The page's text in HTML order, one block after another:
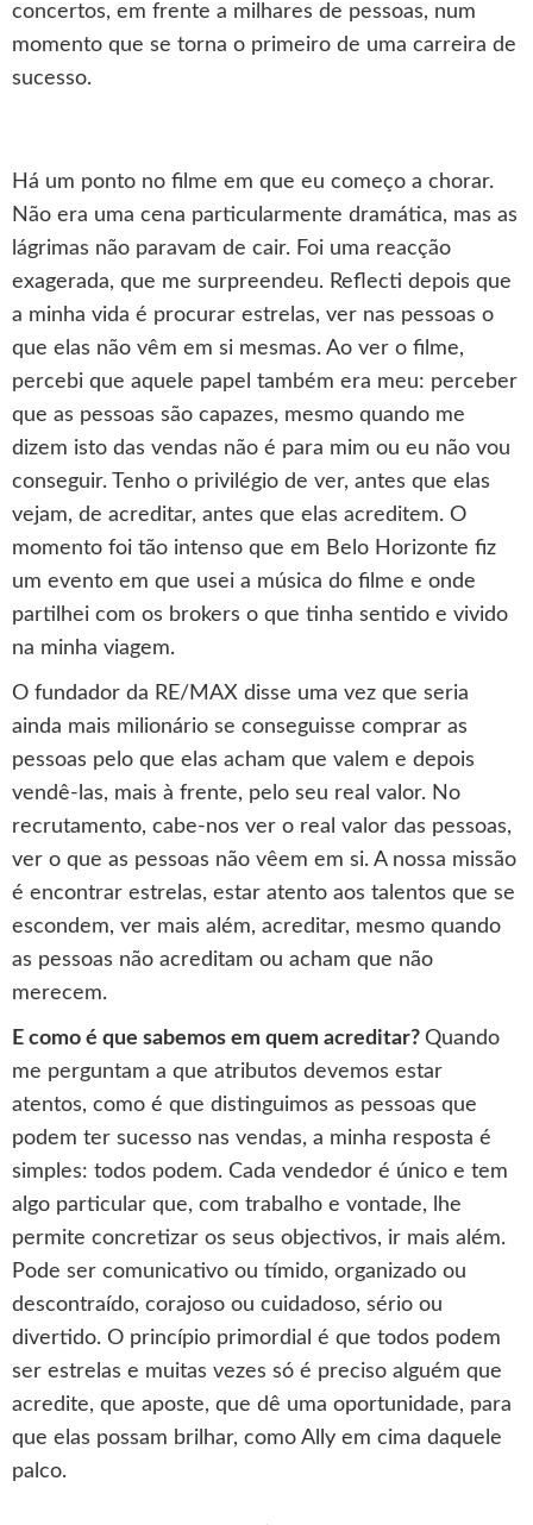
concertos, em frente a milhares de pessoas, num
momento que se torna o primeiro de uma carreira de
sucesso.
Há um ponto no filme em que eu começo a chorar.
Não era uma cena particularmente dramática, mas as
lágrimas não paravam de cair. Foi uma reacção
exagerada, que me surpreendeu. Reflecti depois que
a minha vida é procurar estrelas, ver nas pessoas o
que elas não vêm em si mesmas. Ao ver o filme,
percebi que aquele papel também era meu: perceber
que as pessoas são capazes, mesmo quando me
dizem isto das vendas não é para mim ou eu não vou
conseguir. Tenho o privilégio de ver, antes que elas
vejam, de acreditar, antes que elas acreditem. O
momento foi tão intenso que em Belo Horizonte fiz
um evento em que usei a música do filme e onde
partilhei com os brokers o que tinha sentido e vivido
na minha viagem.
O fundador da RE/MAX disse uma vez que seria
ainda mais milionário se conseguisse comprar as
pessoas pelo que elas acham que valem e depois
vendê-las, mais à frente, pelo seu real valor. No
recrutamento, cabe-nos ver o real valor das pessoas,
ver o que as pessoas não vêem em si. A nossa missão
é encontrar estrelas, estar atento aos talentos que se
escondem, ver mais além, acreditar, mesmo quando
as pessoas não acreditam ou acham que não
merecem.
E como é que sabemos em quem acreditar? Quando
me perguntam a que atributos devemos estar
atentos, como é que distinguimos as pessoas que
podem ter sucesso nas vendas, a minha resposta é
simples: todos podem. Cada vendedor é único e tem
algo particular que, com trabalho e vontade, lhe
permite concretizar os seus objectivos, ir mais além.
Pode ser comunicativo ou tímido, organizado ou
descontraído, corajoso ou cuidadoso, sério ou
divertido. O princípio primordial é que todos podem
ser estrelas e muitas vezes só é preciso alguém que
acredite, que aposte, que dê uma oportunidade, para
que elas possam brilhar, como Ally em cima daquele
palco.